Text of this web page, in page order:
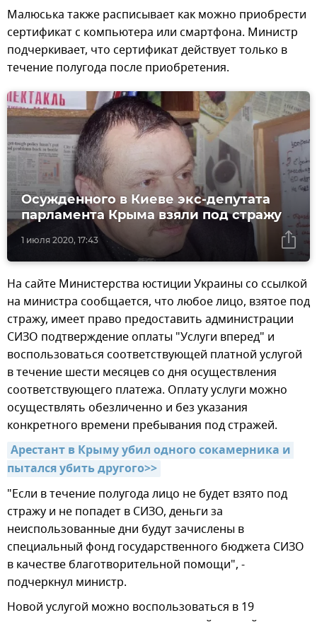
Малюська также расписывает как можно приобрести
сертификат с компьютера или смартфона. Министр
подчеркивает, что сертификат действует только в
течение полугода после приобретения.
1 июля 2020, 17:43
Осужденного в Киеве экс-депутата
парламента Крыма взяли под стражу
На сайте Министерства юстиции Украины со ссылкой
на министра сообщается, что любое лицо, взятое под
стражу, имеет право предоставить администрации
СИЗО подтверждение оплаты "Услуги вперед" и
воспользоваться соответствующей платной услугой
в течение шести месяцев со дня осуществления
соответствующего платежа. Оплату услуги можно
осуществлять обезличенно и без указания
конкретного времени пребывания под стражей.
Арестант в Крыму убил одного сокамерника и
пытался убить другого>>
"Если в течение полугода лицо не будет взято под
стражу и не попадет в СИЗО, деньги за
неиспользованные дни будут зачислены в
специальный фонд государственного бюджета СИЗО
в качестве благотворительной помощи", -
подчеркнул министр.
Новой услугой можно воспользоваться в 19